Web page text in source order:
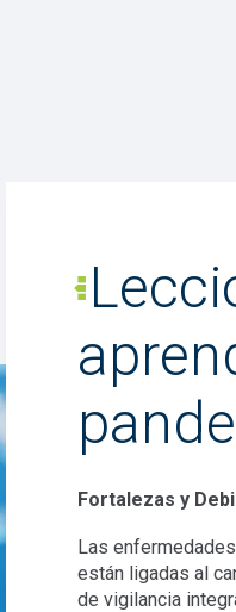
Fortalezas y
Las
están ligadas al
de vigilancia